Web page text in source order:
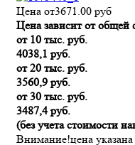
Цена от3671.00 руб
Цена зависит от общей
от 10 тыс. руб.
4038,1 руб.
от 20 тыс. руб.
3560,9 руб.
от 30 тыс. руб.
3487,4 руб.
(без учета стоимости
Внимание!цена